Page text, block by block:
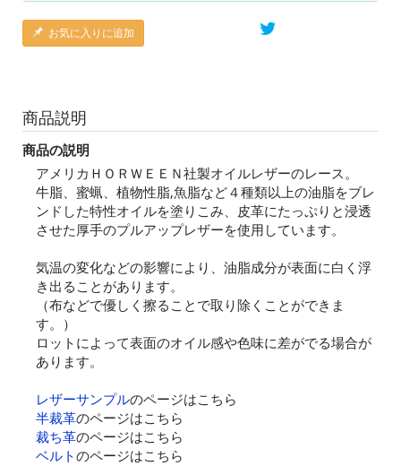
お気に入りに追加
商品説明
商品の説明
アメリカＨＯＲＷＥＥＮ社製オイルレザーのレース。
牛脂、蜜蝋、植物性脂,魚脂など４種類以上の油脂をブレ
ンドした特性オイルを塗りこみ、皮革にたっぷりと浸透
させた厚手のプルアップレザーを使用しています。
気温の変化などの影響により、油脂成分が表面に白く浮
き出ることがあります。
（布などで優しく擦ることで取り除くことができま
す。）
ロットによって表面のオイル感や色味に差がでる場合が
あります。
レザーサンプルのページはこちら
半裁革のページはこちら
裁ち革のページはこちら
ベルトのページはこちら